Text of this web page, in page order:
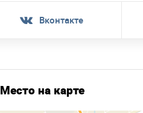
Вконтакте
Место на карте